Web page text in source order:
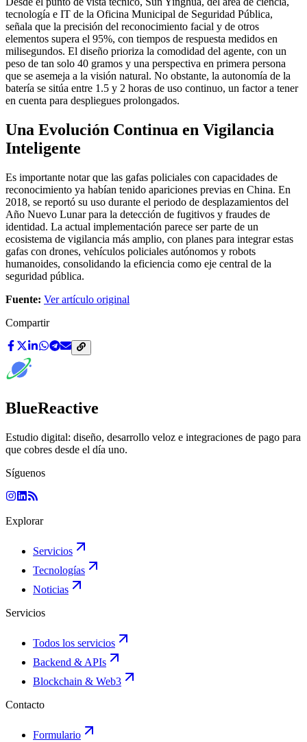
tecnología e IT de la Oficina Municipal de Seguridad Pública,
señala que la precisión del reconocimiento facial y de otros
elementos supera el 95%, con tiempos de respuesta medidos en
milisegundos. El diseño prioriza la comodidad del agente, con un
peso de tan solo 40 gramos y una perspectiva en primera persona
que se asemeja a la visión natural. No obstante, la autonomía de la
batería se sitúa entre 1.5 y 2 horas de uso continuo, un factor a tener
en cuenta para despliegues prolongados.
Una Evolución Continua en Vigilancia
Inteligente
Es importante notar que las gafas policiales con capacidades de
reconocimiento ya habían tenido apariciones previas en China. En
2018, se reportó su uso durante el periodo de desplazamientos del
Año Nuevo Lunar para la detección de fugitivos y fraudes de
identidad. La actual implementación parece ser parte de un
ecosistema de vigilancia más amplio, con planes para integrar estas
gafas con drones, vehículos policiales autónomos y robots
humanoides, consolidando la eficiencia como eje central de la
seguridad pública.
Fuente: Ver artículo original
Compartir
BlueReactive
Estudio digital: diseño, desarrollo veloz e integraciones de pago para
que cobres desde el día uno.
Síguenos
Explorar
Servicios
Tecnologías
Noticias
Servicios
Todos los servicios
Backend & APIs
Blockchain & Web3
Contacto
Formulario